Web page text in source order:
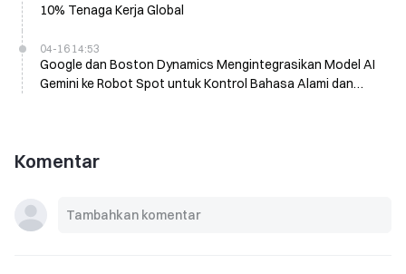
10% Tenaga Kerja Global
04-16 14:53
Google dan Boston Dynamics Mengintegrasikan Model AI
Gemini ke Robot Spot untuk Kontrol Bahasa Alami dan
Komentar